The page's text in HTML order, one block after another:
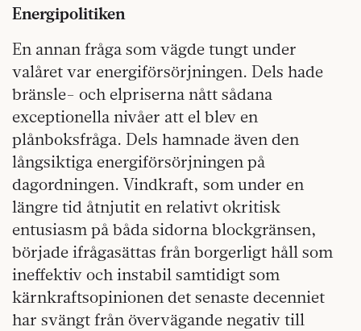
Energipolitiken
En annan fråga som vägde tungt under
valåret var energiförsörjningen. Dels hade
bränsle- och elpriserna nått sådana
exceptionella nivåer att el blev en
plånboksfråga. Dels hamnade även den
långsiktiga energiförsörjningen på
dagordningen. Vindkraft, som under en
längre tid åtnjutit en relativt okritisk
entusiasm på båda sidorna blockgränsen,
började ifrågasättas från borgerligt håll som
ineffektiv och instabil samtidigt som
kärnkraftsopinionen det senaste decenniet
har svängt från övervägande negativ till